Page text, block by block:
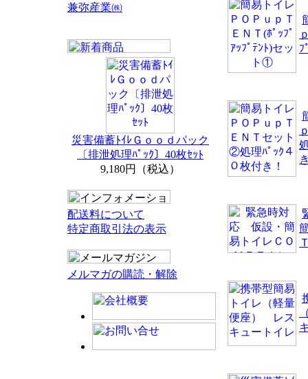
兼弥産業㈱
災害備蓄ﾄｲﾚＧｏｏｄパック
〔排泄処理ﾊﾟｯｸ〕40枚ｾｯﾄ
9,180円（税込）
配送料について
特定商取引法の表示
メルマガの購読・解除
ﾌ